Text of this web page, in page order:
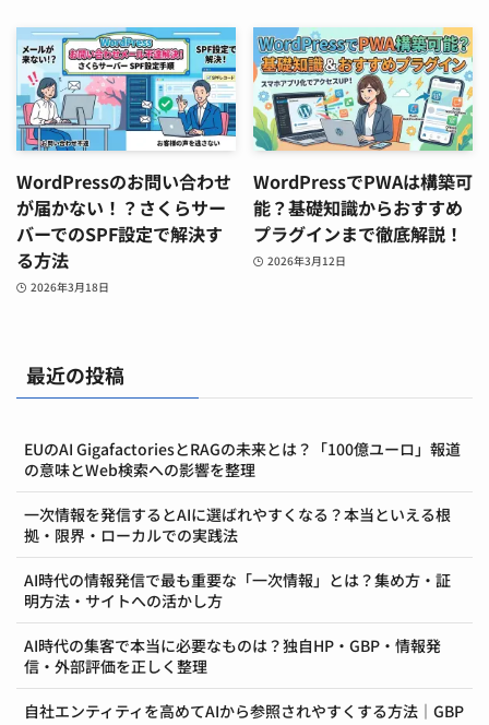
WordPressのお問い合わせ
が届かない！？さくらサー
バーでのSPF設定で解決す
る方法
2026年3月18日
WordPressでPWAは構築可
能？基礎知識からおすすめ
プラグインまで徹底解説！
2026年3月12日
最近の投稿
EUのAI GigafactoriesとRAGの未来とは？「100億ユーロ」報道
の意味とWeb検索への影響を整理
一次情報を発信するとAIに選ばれやすくなる？本当といえる根
拠・限界・ローカルでの実践法
AI時代の情報発信で最も重要な「一次情報」とは？集め方・証
明方法・サイトへの活かし方
AI時代の集客で本当に必要なものは？独自HP・GBP・情報発
信・外部評価を正しく整理
自社エンティティを高めてAIから参照されやすくする方法｜GBP